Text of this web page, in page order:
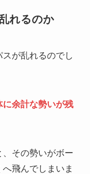
れるのか
が乱れるのでし
余計な勢いが残
その勢いがボー
飛んでしまいま